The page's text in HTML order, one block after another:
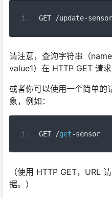
GET /update-sensor
请注意，查询字符串（
value1）在 HTTP GET 请求
或者你可以使用一个简单
象，例如：
GET /get-sensor
（使用 HTTP GET，URL
据。）